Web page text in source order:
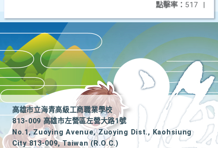
點擊率： 517 |
高雄市立海青高級工商職業學校
813-009 高雄市左營區左營大路1號
No.1, Zuoying Avenue, Zuoying Dist., Kaohsiung
City 813-009, Taiwan (R.O.C.)